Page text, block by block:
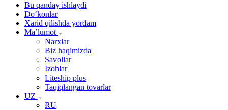
Bu qanday ishlaydi
Doʻkonlar
Xarid qilishda yordam
Maʼlumot
Narxlar
Biz haqimizda
Savollar
Izohlar
Liteship plus
Taqiqlangan tovarlar
UZ
RU